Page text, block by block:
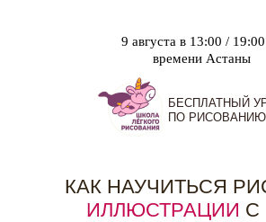
КАК НАУЧИТЬСЯ
ИЛЛЮСТРАЦИИ С
БЕСПЛАТНЫЙ
ПО РИСОВАНИЮ
9 августа в 13:00 /
времени Астаны